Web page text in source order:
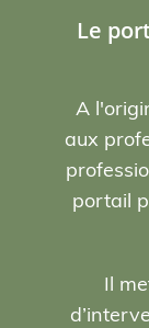
Le
A
aux
portail
Il